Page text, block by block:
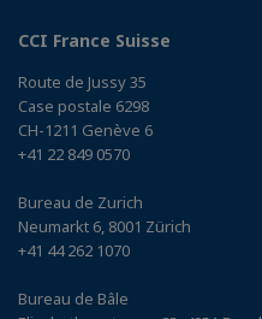
CCI France Suisse
Route de Jussy 35
Case postale 6298
CH-1211 Genève 6
+41 22 849 0570
Bureau de Zurich
Neumarkt 6, 8001 Zürich
+41 44 262 1070
Bureau de Bâle